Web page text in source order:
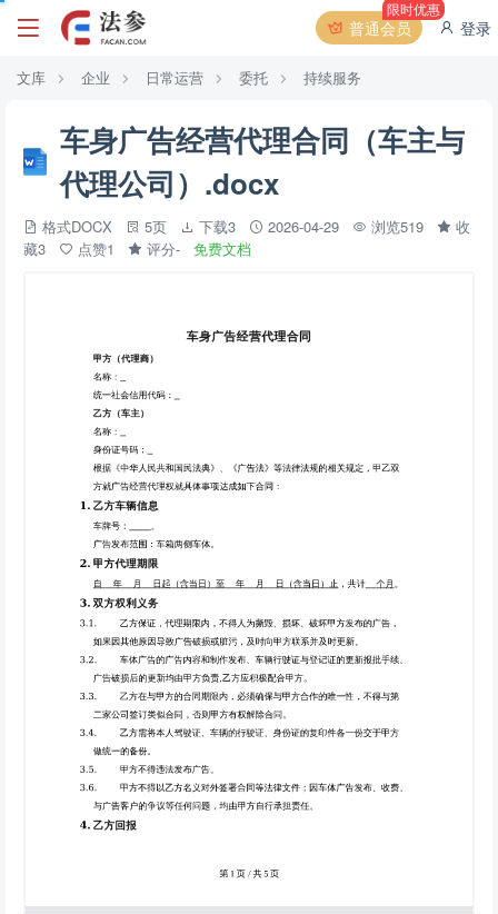
普通会员
限时优惠
登录
文库 企业 日常运营 委托 持续服务
车身广告经营代理合同（车主与
代理公司）.docx
格式DOCX 5页 下载3 2026-04-29 浏览519
收
藏3
点赞1 评分- 免费文档